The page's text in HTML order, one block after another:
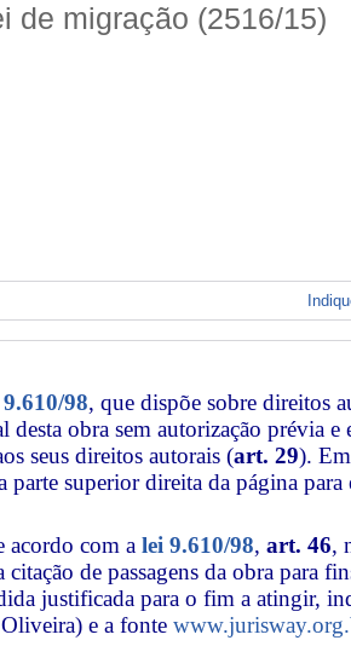
de migração (2516/15)
98, que dispõe sobre direitos
desta obra sem autorização prévia e
seus direitos autorais (art. 29).
parte superior direita da página
acordo com a lei 9.610/98, art. 46,
citação de passagens da obra para
justificada para o fim a atingir,
e a fonte